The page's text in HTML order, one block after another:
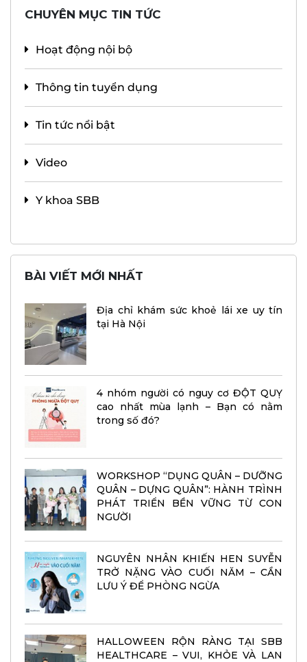
CHUYÊN MỤC TIN TỨC
Hoạt động nội bộ
Thông tin tuyển dụng
Tin tức nổi bật
Video
Y khoa SBB
BÀI VIẾT MỚI NHẤT
Địa chỉ khám sức khoẻ lái xe uy tín
tại Hà Nội
4 nhóm người có nguy cơ ĐỘT QUỴ
cao nhất mùa lạnh – Bạn có nằm
trong số đó?
WORKSHOP “DỤNG QUÂN – DƯỠNG
QUÂN – DỰNG QUÂN”: HÀNH TRÌNH
PHÁT TRIỂN BỀN VỮNG TỪ CON
NGƯỜI
NGUYÊN NHÂN KHIẾN HEN SUYỄN
TRỞ NẶNG VÀO CUỐI NĂM – CẦN
LƯU Ý ĐỂ PHÒNG NGỪA
HALLOWEEN RỘN RÀNG TẠI SBB
HEALTHCARE – VUI, KHỎE VÀ LAN